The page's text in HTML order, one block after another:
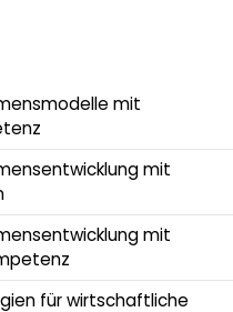
mit
mit
mit
für wirtschaftliche